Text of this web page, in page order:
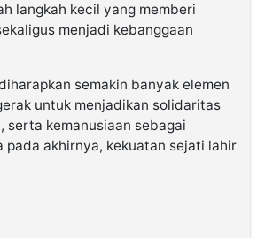
langkah kecil yang memberi
menjadi kebanggaan
semakin banyak elemen
untuk menjadikan solidaritas
serta kemanusiaan sebagai
pada akhirnya, kekuatan sejati lahir